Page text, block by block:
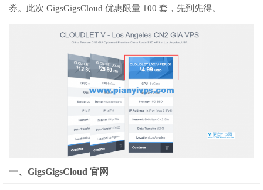
券。此次 GigsGigsCloud 优惠限量 100 套，先到先得。
一、GigsGigsCloud 官网